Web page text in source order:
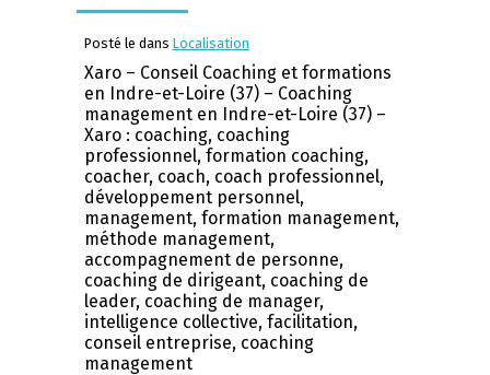
Posté le dans Localisation
Xaro – Conseil Coaching et formations
en Indre-et-Loire (37) – Coaching
management en Indre-et-Loire (37) –
Xaro : coaching, coaching
professionnel, formation coaching,
coacher, coach, coach professionnel,
développement personnel,
management, formation management,
méthode management,
accompagnement de personne,
coaching de dirigeant, coaching de
leader, coaching de manager,
intelligence collective, facilitation,
conseil entreprise, coaching
management